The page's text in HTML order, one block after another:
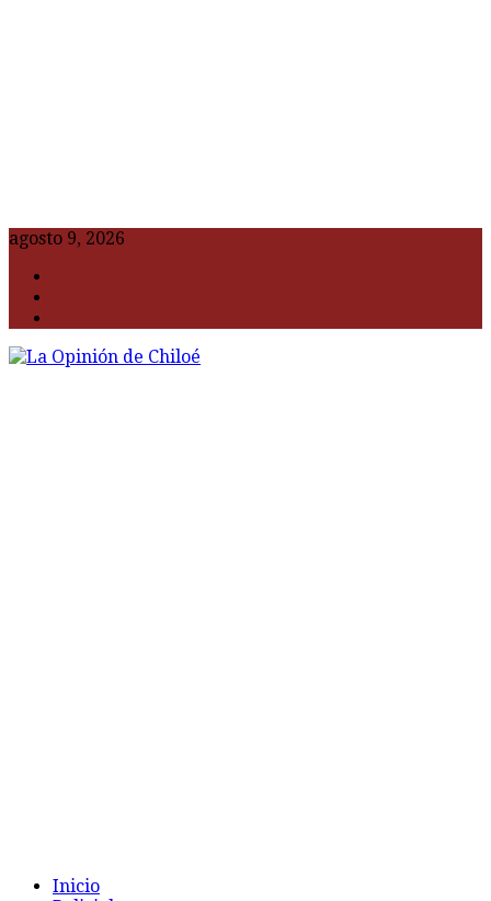
agosto 9, 2026
Inicio